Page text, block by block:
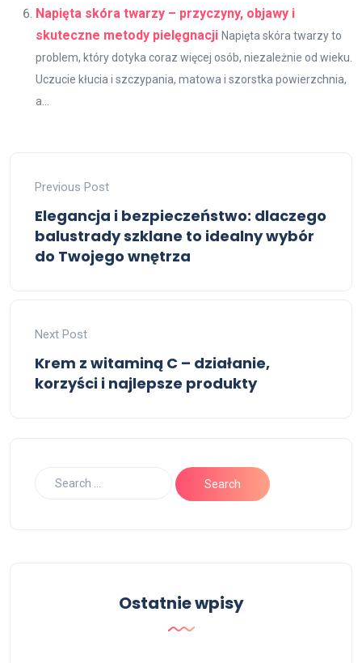
Napięta skóra twarzy – przyczyny, objawy i
skuteczne metody pielęgnacji Napięta skóra twarzy to
problem, który dotyka coraz więcej osób, niezależnie od wieku.
Uczucie kłucia i szczypania, matowa i szorstka powierzchnia,
a...
Previous Post
Elegancja i bezpieczeństwo: dlaczego
balustrady szklane to idealny wybór
do Twojego wnętrza
Next Post
Krem z witaminą C – działanie,
korzyści i najlepsze produkty
Ostatnie wpisy